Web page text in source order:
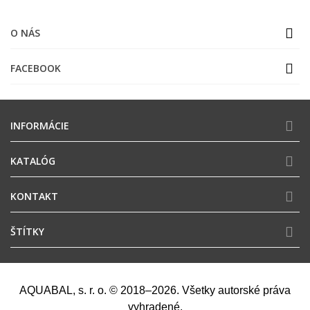
O NÁS
FACEBOOK
INFORMÁCIE
KATALÓG
KONTAKT
ŠTÍTKY
AQUABAL, s. r. o. © 2018–2026. Všetky autorské práva
vyhradené.